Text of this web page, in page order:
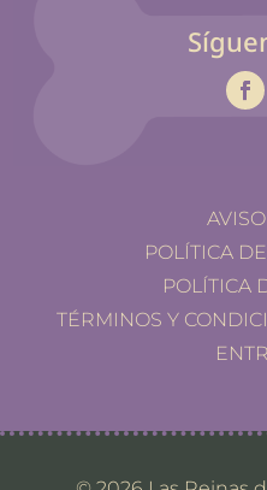
POLÍTICA
POLÍTICA
TÉRMINOS Y